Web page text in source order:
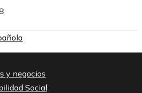
y negocios
Social